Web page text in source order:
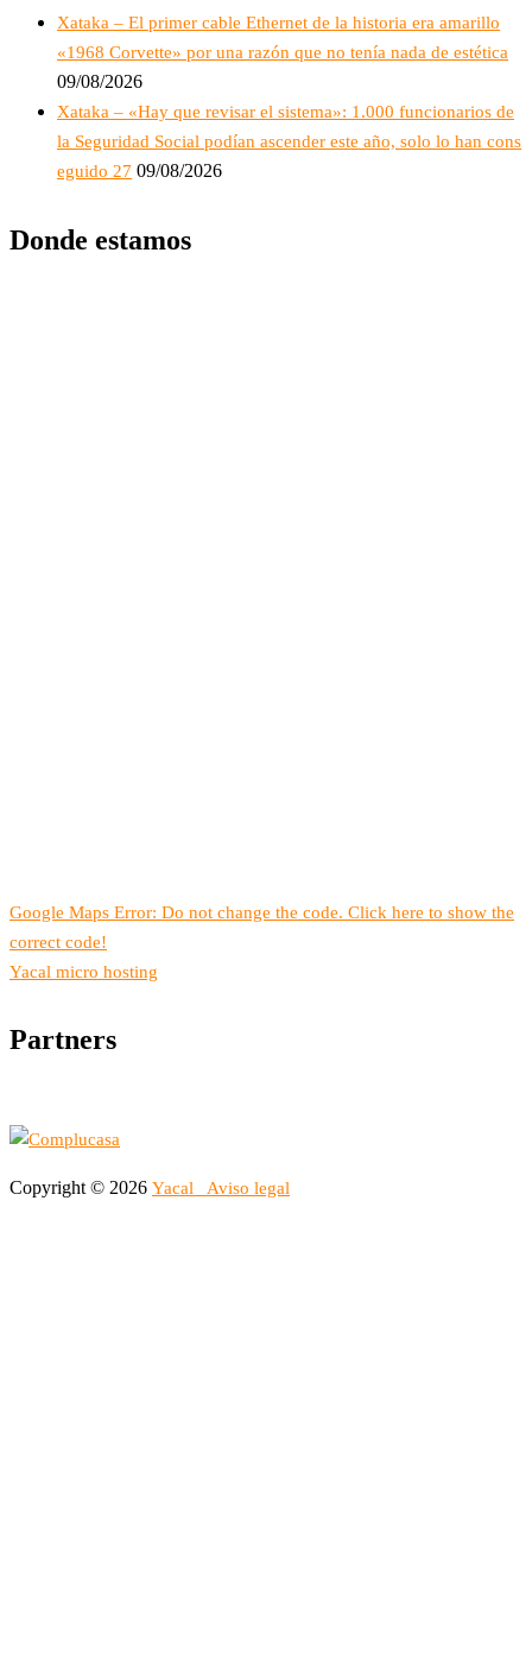
Xataka – El primer cable Ethernet de la historia era amarillo
«1968 Corvette» por una razón que no tenía nada de estética
09/08/2026
Xataka – «Hay que revisar el sistema»: 1.000 funcionarios de
la Seguridad Social podían ascender este año, solo lo han cons
eguido 27 09/08/2026
Donde estamos
Google Maps Error: Do not change the code. Click here to show the
correct code!
Yacal micro hosting
Partners
Copyright © 2026 Yacal Aviso legal